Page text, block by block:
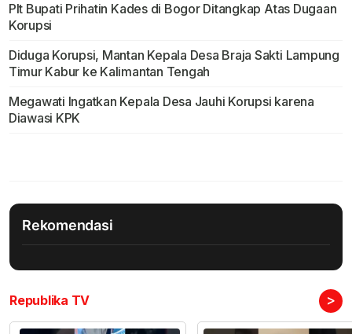
Plt Bupati Prihatin Kades di Bogor Ditangkap Atas Dugaan
Korupsi
Diduga Korupsi, Mantan Kepala Desa Braja Sakti Lampung
Timur Kabur ke Kalimantan Tengah
Megawati Ingatkan Kepala Desa Jauhi Korupsi karena
Diawasi KPK
Rekomendasi
Republika TV >